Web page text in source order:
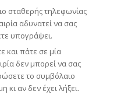
σταθερής τηλεφωνίας
αδυνατεί να σας
υπογράψει.
και πάτε σε μία
δεν μπορεί να σας
το συμβόλαιο
κι αν δεν έχει λήξει.